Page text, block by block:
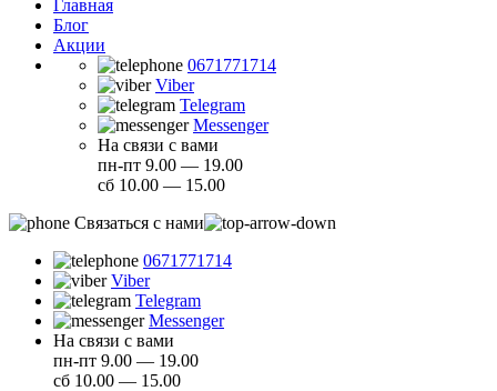
Главная
Блог
Акции
0671771714
Viber
Telegram
Messenger
На связи с вами
пн-пт 9.00 — 19.00
сб 10.00 — 15.00
Связаться с нами
0671771714
Viber
Telegram
Messenger
На связи с вами
пн-пт 9.00 — 19.00
сб 10.00 — 15.00